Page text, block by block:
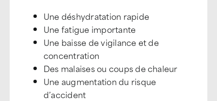
Une déshydratation rapide
Une fatigue importante
Une baisse de vigilance et de
concentration
Des malaises ou coups de chaleur
Une augmentation du risque
d’accident